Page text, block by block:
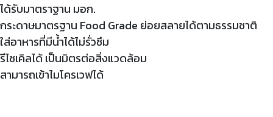
ได้รับมาตราฐาน มอก.
กระดาษมาตรฐาน Food Grade ย่อยสลายได้ตามธรรมชาติ
ใส่อาหารที่มีน้ำได้ไม่รั่วซึม
รีไซเคิลได้ เป็นมิตรต่อสิ่งแวดล้อม
สามารถเข้าไมโครเวฟได้